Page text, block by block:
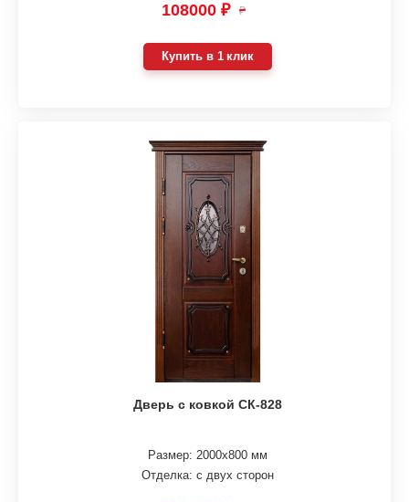
108000 ₽ ₽
Купить в 1 клик
Дверь с ковкой СК-828
Размер: 2000х800 мм
Отделка: с двух сторон